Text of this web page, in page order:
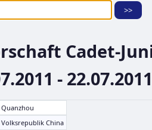
Cadet-
- 22.07.2011
Quanzhou
Volksrepublik China